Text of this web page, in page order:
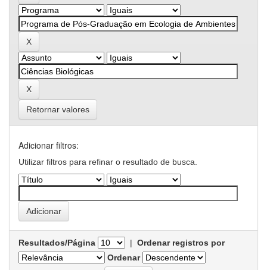
Retornar valores
Adicionar filtros:
Utilizar filtros para refinar o resultado de busca.
Resultados/Página | Ordenar registros por
Ordenar